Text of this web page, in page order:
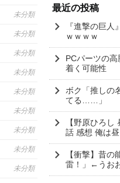
未分類
未分類
未分類
未分類
未分類
未分類
未分類
未分類
未分類
最近の投稿
『進撃の巨
ｗｗｗｗ
PCパーツの
着く可能性
ボク「推しの
てる……」
【野原ひろ
話 感想 俺は
【衝撃】昔の
雷！」←うお